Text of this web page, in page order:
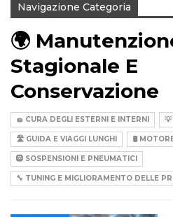
Navigazione Categoria
🌍
Stagionale E
Conservazione
🧽 CURA DEGLI ESTERNI E INTERNI
🛣️ GUIDA E VIAGGI LUNGHI 🛢️
🛞 SOSPENSIONI E PNEUMATICI
🔧 TUNING E MIGLIORAMENTO DELLE